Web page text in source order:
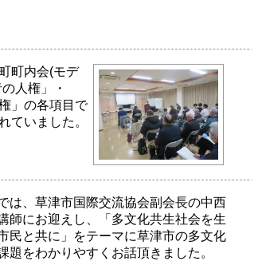
町内会(モデ
人権」・
」の各項目で
ていました。
は、草津市国際交流協会副会長の中西
師にお迎えし、「多文化共生社会を生
民と共に」をテーマに草津市の多文化
題をわかりやすくお話頂きました。